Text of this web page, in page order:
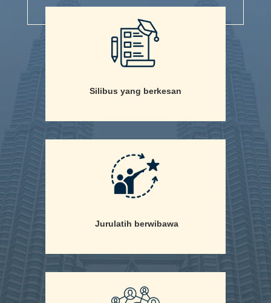
Silibus yang berkesan
Jurulatih berwibawa